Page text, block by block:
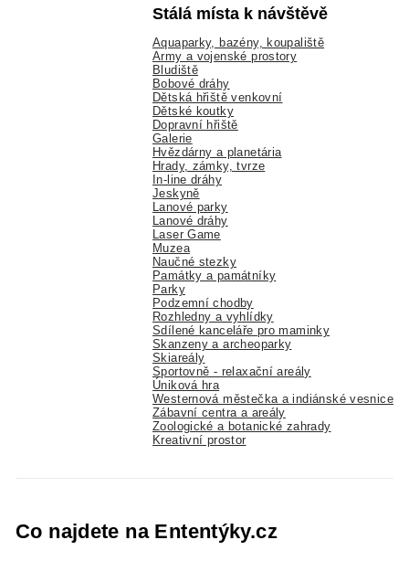
Stálá místa k návštěvě
Aquaparky, bazény, koupaliště
Army a vojenské prostory
Bludiště
Bobové dráhy
Dětská hřiště venkovní
Dětské koutky
Dopravní hřiště
Galerie
Hvězdárny a planetária
Hrady, zámky, tvrze
In-line dráhy
Jeskyně
Lanové parky
Lanové dráhy
Laser Game
Muzea
Naučné stezky
Památky a památníky
Parky
Podzemní chodby
Rozhledny a vyhlídky
Sdílené kanceláře pro maminky
Skanzeny a archeoparky
Skiareály
Sportovně - relaxační areály
Úniková hra
Westernová městečka a indiánské vesnice
Zábavní centra a areály
Zoologické a botanické zahrady
Kreativní prostor
Co najdete na Ententýky.cz